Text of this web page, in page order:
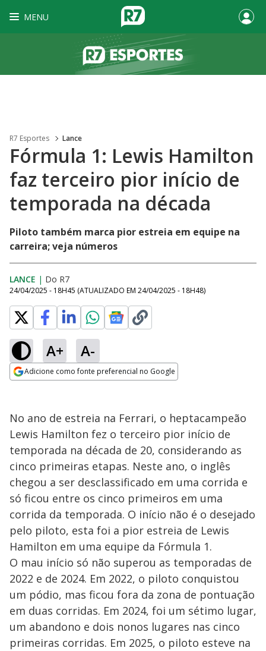
MENU
R7 Esportes Lance
Fórmula 1: Lewis Hamilton
faz terceiro pior início de
temporada na década
Piloto também marca pior estreia em equipe na
carreira; veja números
LANCE | Do R7
24/04/2025 - 18H45 (ATUALIZADO EM 24/04/2025 - 18H48)
A+ A-
Adicione como fonte preferencial no Google
No ano de estreia na Ferrari, o heptacampeão
Lewis Hamilton fez o terceiro pior início de
temporada na década de 20, considerando as
cinco primeiras etapas. Neste ano, o inglês
chegou a ser desclassificado em uma corrida e
só ficou entre os cinco primeiros em uma
corrida da temporada. O início não é o desejado
pelo piloto, esta foi a pior estreia de Lewis
Hamilton em uma equipe da Fórmula 1.
O mau início só não superou as temporadas de
2022 e de 2024. Em 2022, o piloto conquistou
um pódio, mas ficou fora da zona de pontuação
em duas corridas. Em 2024, foi um sétimo lugar,
um abandono e dois nonos lugares nas cinco
primeiras corridas. Em 2025, o piloto esteve na